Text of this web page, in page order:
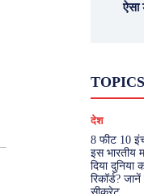
ऐसा
TOPICS
देश
8 फीट 10
इस भारतीय
दिया दुनिया
रिकॉर्ड?